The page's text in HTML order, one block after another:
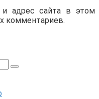
адрес сайта в этом
комментариев.